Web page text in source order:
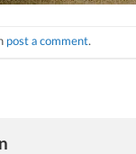
post a comment.